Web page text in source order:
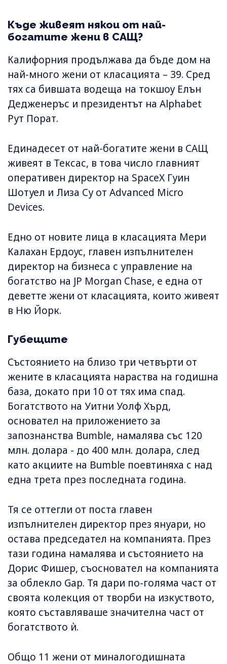
Къде живеят някои от най-
богатите жени в САЩ?
Калифорния продължава да бъде дом на
най-много жени от класацията – 39. Сред
тях са бившата водеща на токшоу Елън
Дедженеръс и президентът на Alphabet
Рут Порат.
Единадесет от най-богатите жени в САЩ
живеят в Тексас, в това число главният
оперативен директор на SpaceX Гуин
Шотуел и Лиза Су от Advanced Micro
Devices.
Едно от новите лица в класацията Мери
Калахан Ердоус, главен изпълнителен
директор на бизнеса с управление на
богатство на JP Morgan Chase, е една от
деветте жени от класацията, които живеят
в Ню Йорк.
Губещите
Състоянието на близо три четвърти от
жените в класацията нараства на годишна
база, докато при 10 от тях има спад.
Богатството на Уитни Уолф Хърд,
основател на приложението за
запознанства Bumble, намалява със 120
млн. долара - до 400 млн. долара, след
като акциите на Bumble поевтиняха с над
една трета през последната година.
Тя се оттегли от поста главен
изпълнителен директор през януари, но
остава председател на компанията. През
тази година намалява и състоянието на
Дорис Фишер, съосновател на компанията
за облекло Gap. Тя дари по-голяма част от
своята колекция от творби на изкуството,
която съставляваше значителна част от
богатството ѝ.
Общо 11 жени от миналогодишната